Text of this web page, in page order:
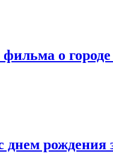
о городе